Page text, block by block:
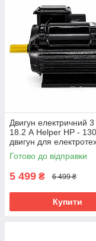
Двигун електричний 3
18.2 А Helper HP -
двигун для
однофазний двигун
електродвигун для
Готово до відправки
5 499 ₴ 6 499 ₴
Купити